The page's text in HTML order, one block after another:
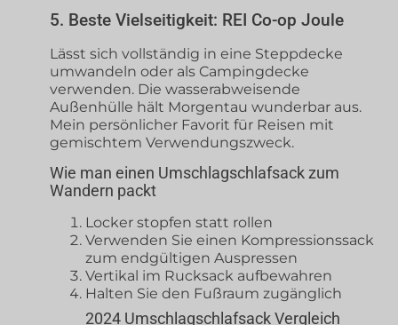
5. Beste Vielseitigkeit: REI Co-op Joule
Lässt sich vollständig in eine Steppdecke
umwandeln oder als Campingdecke
verwenden. Die wasserabweisende
Außenhülle hält Morgentau wunderbar aus.
Mein persönlicher Favorit für Reisen mit
gemischtem Verwendungszweck.
Wie man einen Umschlagschlafsack zum
Wandern packt
Locker stopfen statt rollen
Verwenden Sie einen Kompressionssack
zum endgültigen Auspressen
Vertikal im Rucksack aufbewahren
Halten Sie den Fußraum zugänglich
2024 Umschlagschlafsack Vergleich